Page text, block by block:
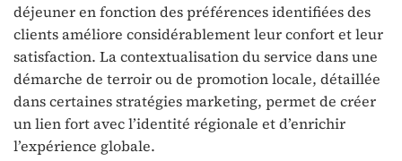
déjeuner en fonction des préférences identifiées des
clients améliore considérablement leur confort et leur
satisfaction. La contextualisation du service dans une
démarche de terroir ou de promotion locale, détaillée
dans certaines stratégies marketing, permet de créer
un lien fort avec l’identité régionale et d’enrichir
l’expérience globale.